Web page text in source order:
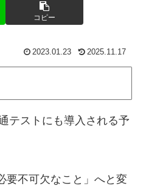
コピー
2023.01.23 2025.11.17
テストにも導入される予
要不可欠なこと」へと変